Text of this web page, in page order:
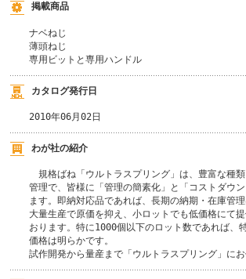
掲載商品
ナベねじ
薄頭ねじ
専用ビットと専用ハンドル
カタログ発行日
2010年06月02日
わが社の紹介
規格ばね「ウルトラスプリング」は、豊富な種
管理で、皆様に「管理の簡素化」と「コストダウ
ます。即納対応品であれば、長期の納期・在庫管理
大量生産で原価を抑え、小ロットでも低価格にて
おります。特に1000個以下のロット数であれば、
価格は明らかです。
試作開発から量産まで「ウルトラスプリング」にお